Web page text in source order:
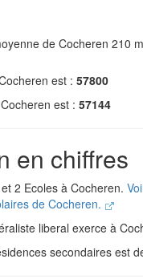
de Cocheren 210
est : 57800
est : 57144
en chiffres
2 Ecoles à Cocheren.
de Cocheren.
liberal exerce à
secondaires est